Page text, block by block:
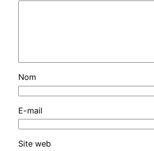
Nom
E-mail
Site web